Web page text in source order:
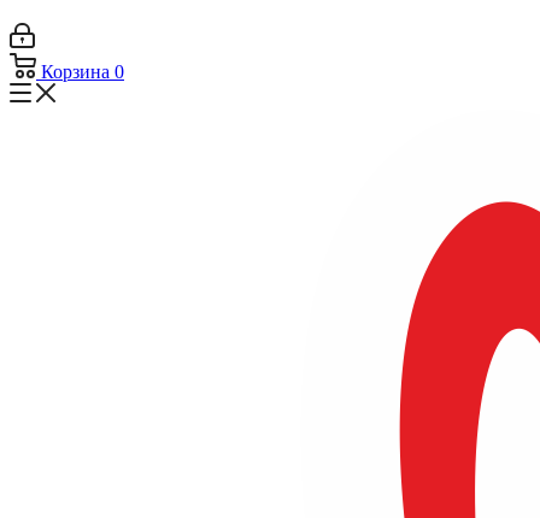
Корзина 0